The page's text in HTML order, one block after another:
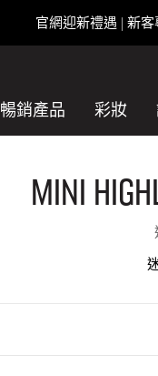
官網迎新禮遇 | 新
暢銷產品 彩妝
Mini